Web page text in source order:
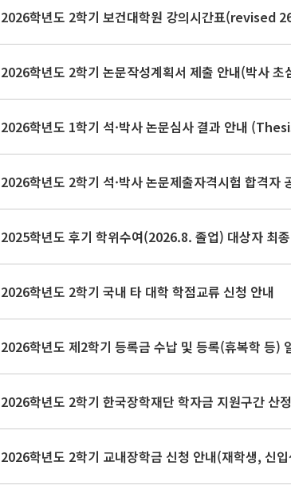
2026학년도 1학기 석·박사 논문심사 결과 안내
2026학년도 2학기 석·박사 논문제출자격시험 합격
2025학년도 후기 학위수여(2026.8. 졸업) 대상자 최
2026학년도 2학기 국내 타 대학 학점교류 신청 안내
2026학년도 제2학기 등록금 수납 및 등록(휴복학 등)
2026학년도 2학기 한국장학재단 학자금 지원구간 산
2026학년도 2학기 교내장학금 신청 안내(재학생, 신